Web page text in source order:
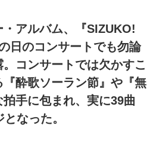
アルバム、『SIZUKO!
日のコンサートでも勿論
コンサートでは欠かすこ
酔歌ソーラン節』や『無
手に包まれ、実に39曲
なった。